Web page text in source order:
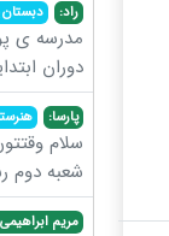
راد:
مدرسه ی
دوران
پارسا:
سلام
شعبه دوم
مریم